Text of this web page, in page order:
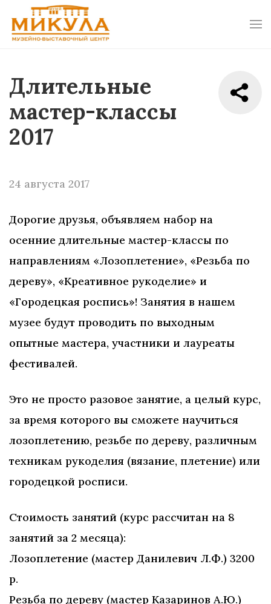
Длительные
мастер-классы
2017
24 августа 2017
Дорогие друзья, объявляем набор на
осенние длительные мастер-классы по
направлениям «Лозоплетение», «Резьба по
дереву», «Креативное рукоделие» и
«Городецкая роспись»! Занятия в нашем
музее будут проводить по выходным
опытные мастера, участники и лауреаты
фестивалей.
Это не просто разовое занятие, а целый курс,
за время которого вы сможете научиться
лозоплетению, резьбе по дереву, различным
техникам рукоделия (вязание, плетение) или
городецкой росписи.
Стоимость занятий (курс рассчитан на 8
занятий за 2 месяца):
Лозоплетение (мастер Данилевич Л.Ф.) 3200
р.
Резьба по дереву (мастер Казаринов А.Ю.)